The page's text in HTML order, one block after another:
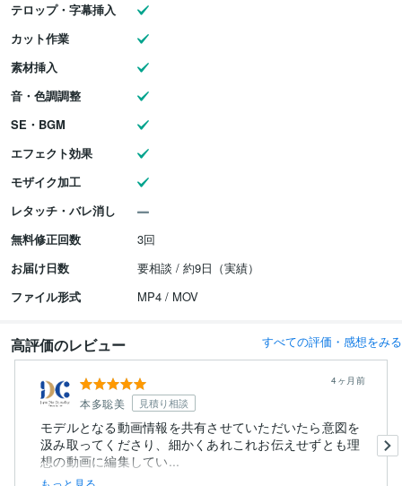
テロップ・字幕挿入
カット作業
素材挿入
音・色調調整
SE・BGM
エフェクト効果
モザイク加工
レタッチ・バレ消し
無料修正回数
3回
お届け日数
要相談 / 約9日（実績）
ファイル形式
MP4 / MOV
高評価のレビュー すべての評価・感想をみる
本多聡美 見積り相談
4ヶ月前
モデルとなる動画情報を共有させていただいたら意図を
汲み取ってくださり、細かくあれこれお伝えせずとも理
想の動画に編集してい...
もっと見る